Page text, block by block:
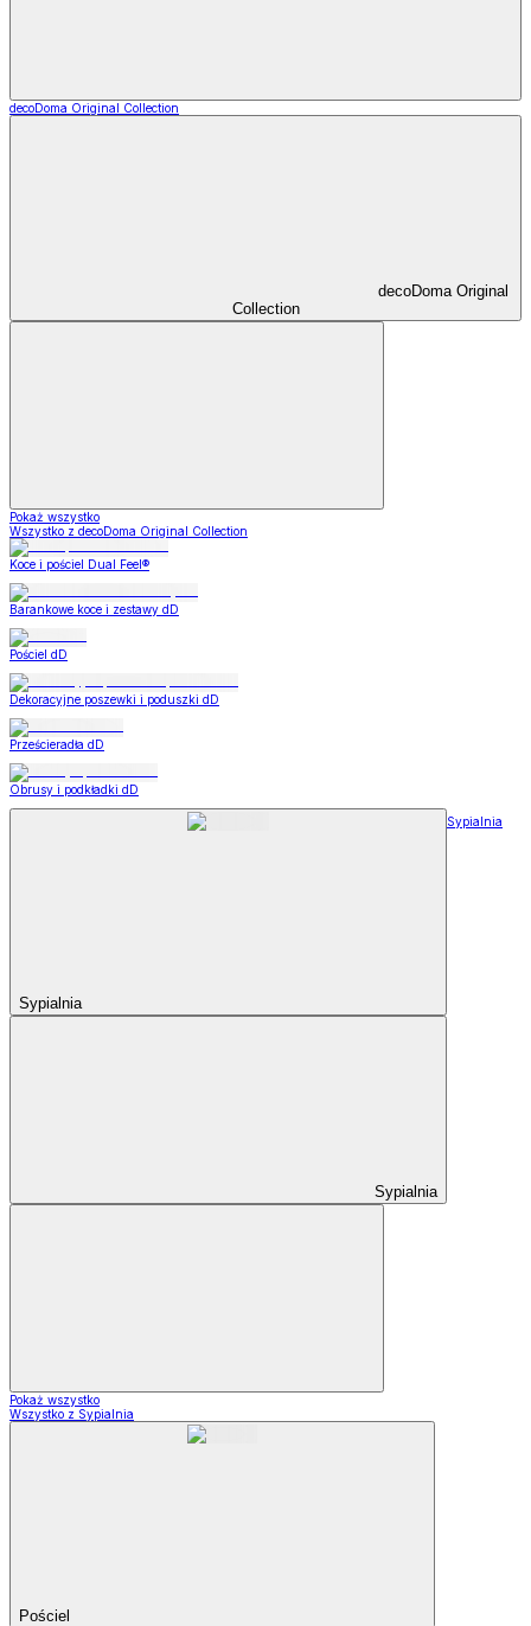
decoDoma Original Collection
decoDoma Original
Collection
Pokaż wszystko
Wszystko z decoDoma Original Collection
Koce i pościel Dual Feel®
Barankowe koce i zestawy dD
Pościel dD
Dekoracyjne poszewki i poduszki dD
Prześcieradła dD
Obrusy i podkładki dD
Sypialnia
Sypialnia
Sypialnia
Pokaż wszystko
Wszystko z Sypialnia
Pościel